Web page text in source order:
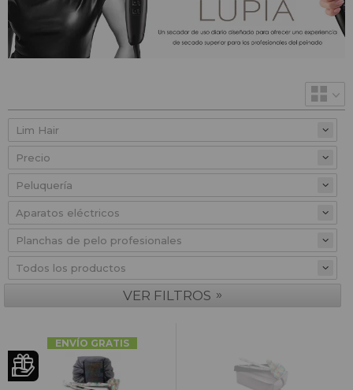
Precio
VER FILTROS »
ENVÍO GRATIS